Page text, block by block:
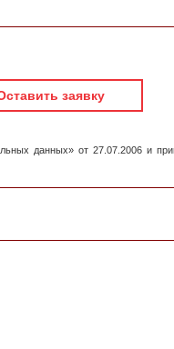
заявку
данных» от 27.07.2006 и